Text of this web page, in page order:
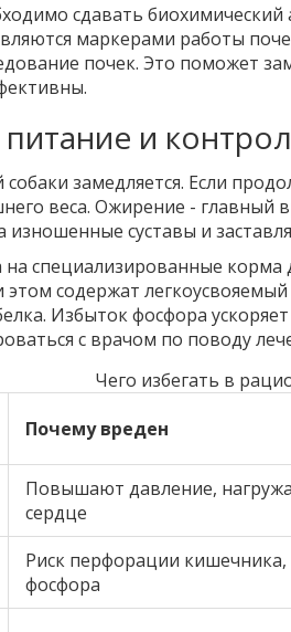
сдавать биохимический
маркерами работы
почек. Это поможет
и
замедляется. Если
веса. Ожирение - главный
изношенные суставы и
специализированные
этом содержат
Избыток фосфора
с врачом по поводу
Чего избегать в
Почему вреден
Повышают давление,
сердце
Риск перфорации
фосфора